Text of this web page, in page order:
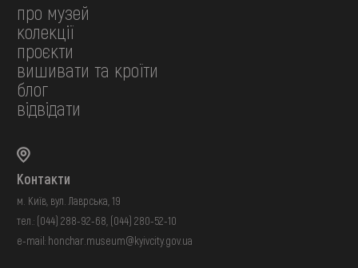
про музей
колекції
проєкти
вишивати та кроїти
блог
відвідати
Контакти
м. Київ, вул. Лаврська, 19
тел.: (044) 288-92-68 (044) 280-52-10
e-mail: honchar.museum@kyivcity.gov.ua